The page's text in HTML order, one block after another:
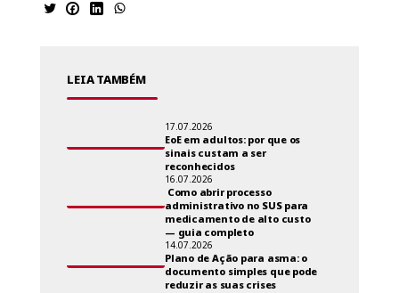
LEIA TAMBÉM
17.07.2026
EoE em adultos: por que os
sinais custam a ser
reconhecidos
16.07.2026
Como abrir processo
administrativo no SUS para
medicamento de alto custo
— guia completo
14.07.2026
Plano de Ação para asma: o
documento simples que pode
reduzir as suas crises